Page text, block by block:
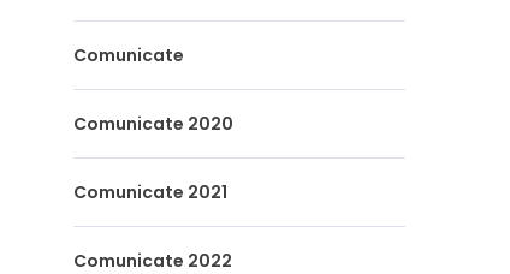
Comunicate
Comunicate 2020
Comunicate 2021
Comunicate 2022